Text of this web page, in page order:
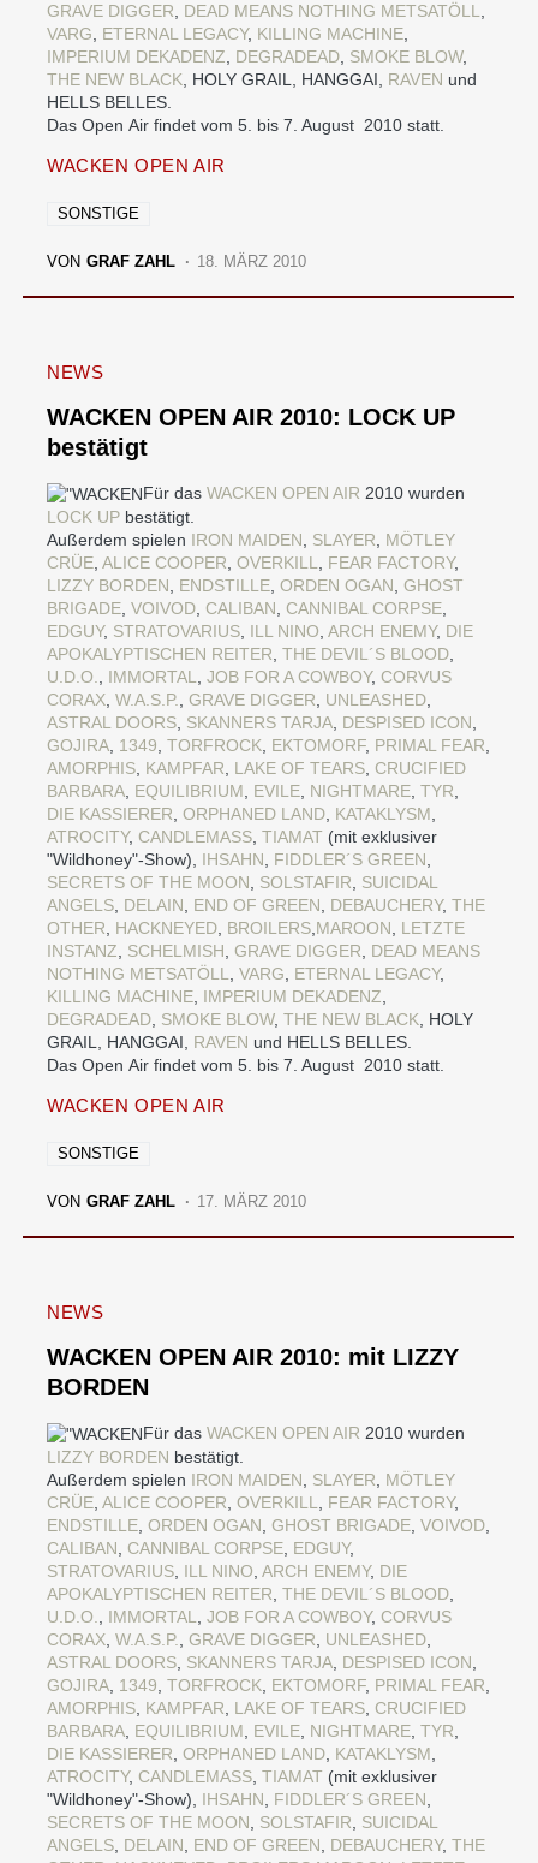
GRAVE DIGGER
DEAD MEANS NOTHING METSATÖLL
VARG
ETERNAL LEGACY, KILLING MACHINE
IMPERIUM DEKADENZ
DEGRADEAD SMOKE BLOW,
THE NEW BLACK , HOLY GRAIL, HANGGAI, RAVEN und
HELLS BELLES.
Das Open Air findet vom 5. bis 7. August 2010 statt.
WACKEN OPEN AIR
SONSTIGE
VON GRAF ZAHL 18. MÄRZ 2010
NEWS
WACKEN OPEN AIR 2010: LOCK UP
bestätigt
Für das WACKEN OPEN AIR 2010 wurden
LOCK UP bestätigt.
Außerdem spielen IRON MAIDEN SLAYER
MÖTLEY
CRÜE ALICE COOPER OVERKILL FEAR FACTORY,
LIZZY BORDEN
ENDSTILLE ORDEN OGAN GHOST
BRIGADE VOIVOD CALIBAN CANNIBAL CORPSE
EDGUY, STRATOVARIUS ILL NINO ARCH ENEMY, DIE
APOKALYPTISCHEN REITER THE DEVIL´S BLOOD
U.D.O.
IMMORTAL JOB FOR A COWBOY, CORVUS
CORAX W.A.S.P. GRAVE DIGGER UNLEASHED
ASTRAL DOORS SKANNERS TARJA DESPISED ICON
GOJIRA 1349 TORFROCK EKTOMORF, PRIMAL FEAR
AMORPHIS KAMPFAR LAKE OF TEARS CRUCIFIED
BARBARA EQUILIBRIUM EVILE NIGHTMARE TYR
DIE KASSIERER ORPHANED LAND KATAKLYSM
ATROCITY, CANDLEMASS TIAMAT (mit exklusiver
"Wildhoney"-Show), IHSAHN FIDDLER´S GREEN
SECRETS OF THE MOON
SOLSTAFIR
SUICIDAL
ANGELS DELAIN END OF GREEN DEBAUCHERY, THE
OTHER
HACKNEYED BROILERS MAROON
LETZTE
INSTANZ
SCHELMISH GRAVE DIGGER
DEAD MEANS
NOTHING METSATÖLL VARG ETERNAL LEGACY,
KILLING MACHINE IMPERIUM DEKADENZ
DEGRADEAD SMOKE BLOW, THE NEW BLACK , HOLY
GRAIL, HANGGAI, RAVEN und HELLS BELLES.
Das Open Air findet vom 5. bis 7. August 2010 statt.
WACKEN OPEN AIR
SONSTIGE
VON GRAF ZAHL 17. MÄRZ 2010
NEWS
WACKEN OPEN AIR 2010: mit LIZZY
BORDEN
Für das WACKEN OPEN AIR 2010 wurden
LIZZY BORDEN bestätigt.
Außerdem spielen IRON MAIDEN SLAYER
MÖTLEY
CRÜE ALICE COOPER OVERKILL FEAR FACTORY,
ENDSTILLE ORDEN OGAN GHOST BRIGADE VOIVOD
CALIBAN CANNIBAL CORPSE EDGUY,
STRATOVARIUS ILL NINO ARCH ENEMY, DIE
APOKALYPTISCHEN REITER THE DEVIL´S BLOOD
U.D.O.
IMMORTAL JOB FOR A COWBOY, CORVUS
CORAX W.A.S.P. GRAVE DIGGER UNLEASHED
ASTRAL DOORS SKANNERS TARJA DESPISED ICON
GOJIRA 1349 TORFROCK EKTOMORF, PRIMAL FEAR
AMORPHIS KAMPFAR LAKE OF TEARS CRUCIFIED
BARBARA EQUILIBRIUM EVILE NIGHTMARE TYR
DIE KASSIERER ORPHANED LAND KATAKLYSM
ATROCITY, CANDLEMASS TIAMAT (mit exklusiver
"Wildhoney"-Show), IHSAHN FIDDLER´S GREEN
SECRETS OF THE MOON
SOLSTAFIR
SUICIDAL
ANGELS DELAIN END OF GREEN DEBAUCHERY, THE